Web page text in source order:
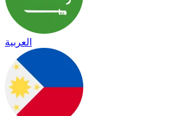
العربية